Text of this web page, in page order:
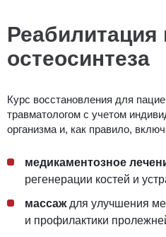
Реабилитация
остеосинтеза
Курс восстановления для
травматологом с учетом
организма и, как правило,
медикаментозное
регенерации костей и
массаждля улучшения
и профилактики